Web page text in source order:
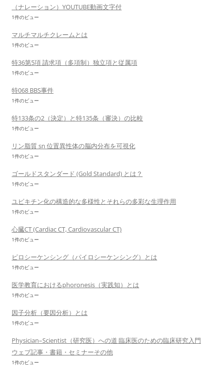
（ナレーション）YOUTUBE動画文字付
1件のビュー
マルチマルチクレームとは
1件のビュー
特36第5項 請求項（多項制）独立項と従属項
1件のビュー
特068 BBS事件
1件のビュー
特133条の2（決定）と特135条（審決）の比較
1件のビュー
リン脂質 sn 位置異性体の脳内分布を可視化
1件のビュー
ゴールドスタンダード (Gold Standard) とは？
1件のビュー
ユビキチン化の構造的な多様性とそれらの多彩な生理作用
1件のビュー
心臓CT (Cardiac CT, Cardiovascular CT)
1件のビュー
ピロシーケンシング（パイロシーケンシング）とは
1件のビュー
医学教育におけるphoronesis（実践知）とは
1件のビュー
因子分析（要因分析）とは
1件のビュー
Physician–Scientist（研究医）への道 臨床医のための臨床研究入門
ウェブ記事・書籍・セミナーその他
1件のビュー